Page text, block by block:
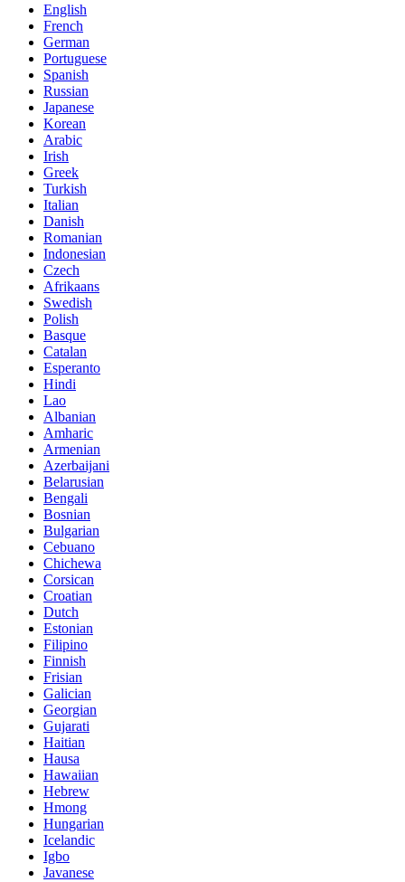
English
French
German
Portuguese
Spanish
Russian
Japanese
Korean
Arabic
Irish
Greek
Turkish
Italian
Danish
Romanian
Indonesian
Czech
Afrikaans
Swedish
Polish
Basque
Catalan
Esperanto
Hindi
Lao
Albanian
Amharic
Armenian
Azerbaijani
Belarusian
Bengali
Bosnian
Bulgarian
Cebuano
Chichewa
Corsican
Croatian
Dutch
Estonian
Filipino
Finnish
Frisian
Galician
Georgian
Gujarati
Haitian
Hausa
Hawaiian
Hebrew
Hmong
Hungarian
Icelandic
Igbo
Javanese